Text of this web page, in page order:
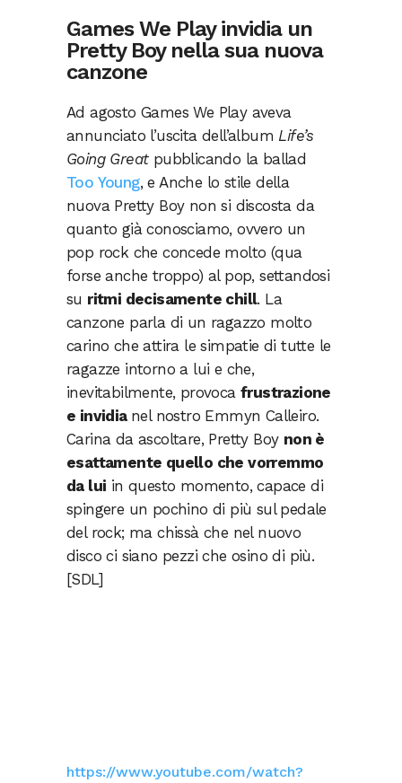
Games We Play invidia un
Pretty Boy nella sua nuova
canzone
Ad agosto Games We Play aveva
annunciato l’uscita dell’album Life’s
Going Great pubblicando la ballad
Too Young, e Anche lo stile della
nuova Pretty Boy non si discosta da
quanto già conosciamo, ovvero un
pop rock che concede molto (qua
forse anche troppo) al pop, settandosi
su ritmi decisamente chill. La
canzone parla di un ragazzo molto
carino che attira le simpatie di tutte le
ragazze intorno a lui e che,
inevitabilmente, provoca frustrazione
e invidia nel nostro Emmyn Calleiro.
Carina da ascoltare, Pretty Boy non è
esattamente quello che vorremmo
da lui in questo momento, capace di
spingere un pochino di più sul pedale
del rock; ma chissà che nel nuovo
disco ci siano pezzi che osino di più.
[SDL]
https://www.youtube.com/watch?